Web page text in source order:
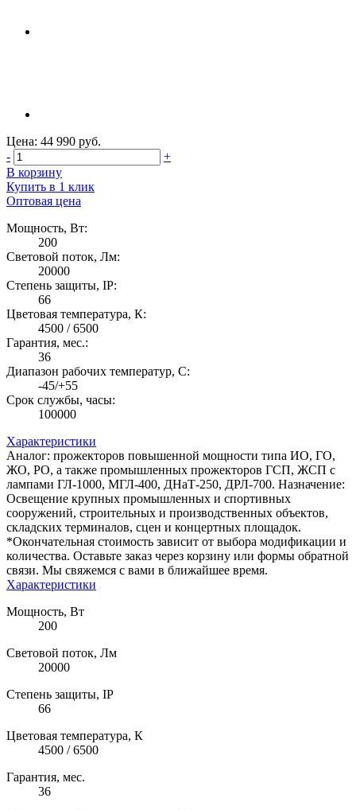
Цена: 44 990 руб.
-
+
В корзину
Купить в 1 клик
Оптовая цена
Мощность, Вт:
200
Световой поток, Лм:
20000
Степень защиты, IP:
66
Цветовая температура, К:
4500 / 6500
Гарантия, мес.:
36
Диапазон рабочих температур, C:
-45/+55
Срок службы, часы:
100000
Характеристики
Аналог: прожекторов повышенной мощности типа ИО, ГО,
ЖО, РО, а также промышленных прожекторов ГСП, ЖСП с
лампами ГЛ-1000, МГЛ-400, ДНаТ-250, ДРЛ-700. Назначение:
Освещение крупных промышленных и спортивных
сооружений, строительных и производственных объектов,
складских терминалов, сцен и концертных площадок.
*Окончательная стоимость зависит от выбора модификации и
количества. Оставьте заказ через корзину или формы обратной
связи. Мы свяжемся с вами в ближайшее время.
Характеристики
Мощность, Вт
200
Световой поток, Лм
20000
Степень защиты, IP
66
Цветовая температура, К
4500 / 6500
Гарантия, мес.
36